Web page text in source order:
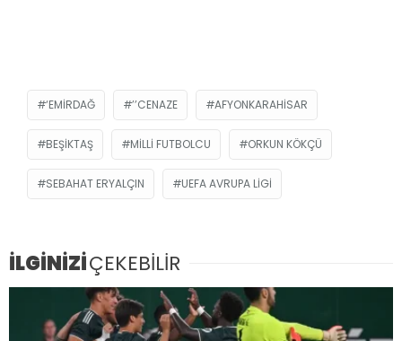
‘EMIRDAĞ ’’CENAZE AFYONKARAHISAR
BEŞIKTAŞ MILLI FUTBOLCU ORKUN KÖKÇÜ
SEBAHAT ERYALÇIN UEFA AVRUPA LIGI
İLGİNİZİÇEKEBİLİR